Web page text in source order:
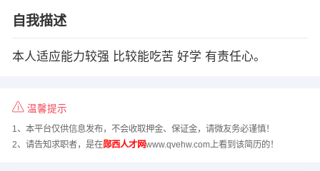
自我描述
本人适应能力较强 比较能吃苦 好学 有责任心。
温馨提示
1、本平台仅供信息发布，不会收取押金、保证金，请微友务必谨慎！
2、请告知求职者，是在郧西人才网www.qvehw.com上看到该简历的！